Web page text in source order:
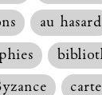
au hasard